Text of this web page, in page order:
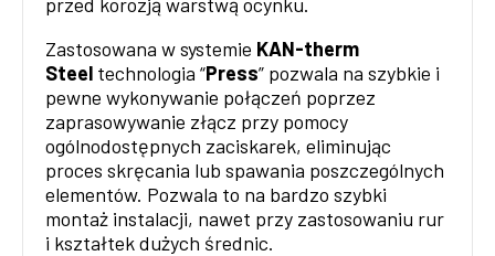
Zastosowana w systemie KAN-therm
Steel technologia “Press” pozwala na szybkie i
pewne wykonywanie połączeń poprzez
zaprasowywanie złącz przy pomocy
ogólnodostępnych zaciskarek, eliminując
proces skręcania lub spawania poszczególnych
elementów. Pozwala to na bardzo szybki
montaż instalacji, nawet przy zastosowaniu rur
i kształtek dużych średnic.